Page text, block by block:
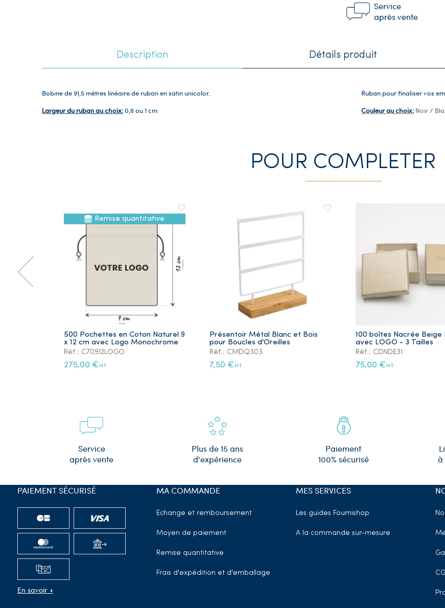
Service
après vente
Description Détails produit
Bobine de 91,5 mètres linéaire de ruban en satin unicolor.
Largeur du ruban au choix:0,6 ou 1 cm
Ruban pour finaliser vos
Couleur au choix: Noir /
POUR COMPLETER
Remise quantitative
500 Pochettes en Coton Naturel 9
x 12 cm avec Logo Monochrome
Réf.: C70912LOGO
275,00 € HT
Présentoir Métal Blanc et Bois
pour Boucles d'Oreilles
Réf.: CMDQ303
7,50 € HT
100 boîtes Nacrée Beige
avec LOGO - 3 Tailles
Réf.: CDNDE31
75,00 € HT
Service
après vente
Plus de 15 ans
d'expérience
Paiement
100% sécurisé
à
MA COMMANDE
Echange et remboursement
Moyen de paiement
Remise quantitative
Frais d'expédition et d'emballage
MES SERVICES
Les guides Fournishop
A la commande sur-mesure
PAIEMENT SÉCURISÉ
En savoir +